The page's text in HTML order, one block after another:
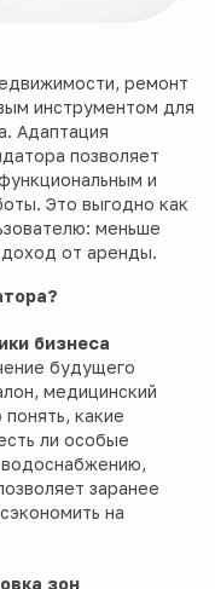
ремонт
инструментом для
Адаптация
позволяет
и
Это выгодно как
меньше
от аренды.
бизнеса
будущего
медицинский
какие
ли особые
водоснабжению,
заранее
на
зон